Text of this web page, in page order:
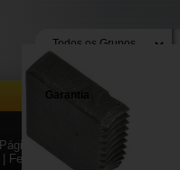
Garantia
Página Inicial
| Ferramentas
| Ferramentas e equipamentos